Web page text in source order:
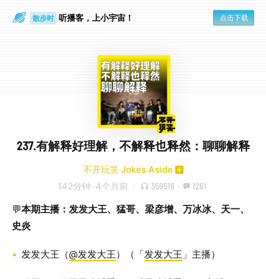
散步时 听播客，上小宇宙！ 点击下载
237.有解释好理解，不解释也释然：聊聊解释
不开玩笑 Jokes Aside
142分钟 · 4个月前 359516 · 1261
💬本期主播：发发大王、猛哥、梁彦增、万冰冰、天一、
史炎
发发大王（@发发大王）（「发发大王 」主播）